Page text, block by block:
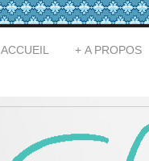
ACCUEIL A PROPOS